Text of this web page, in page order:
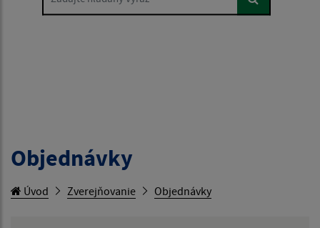
Objednávky
Úvod Zverejňovanie Objednávky